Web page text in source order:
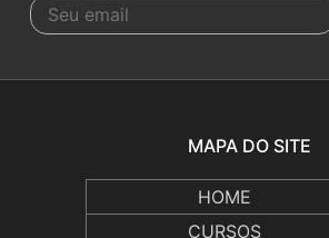
MAPA DO SITE
HOME
CURSOS